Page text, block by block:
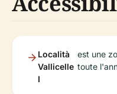
Località
Vallicelle
I
est une
toute